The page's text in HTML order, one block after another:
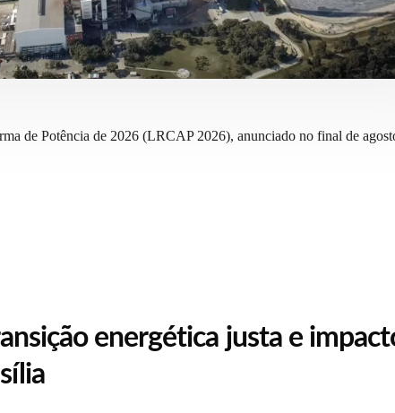
de Potência de 2026 (LRCAP 2026), anunciado no final de
energética justa e